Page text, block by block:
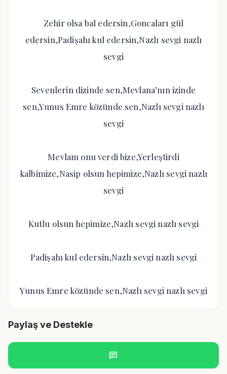
Zehir olsa bal edersin,Goncaları gül
edersin,Padişahı kul edersin,Nazlı sevgi nazlı
sevgi
Sevenlerin dizinde sen,Mevlana’nın izinde
sen,Yunus Emre közünde sen,Nazlı sevgi nazlı
sevgi
Mevlam onu verdi bize,Yerleştirdi
kalbimize,Nasip olsun hepimize,Nazlı sevgi nazlı
sevgi
Kutlu olsun hepimize,Nazlı sevgi nazlı sevgi
Padişahı kul edersin,Nazlı sevgi nazlı sevgi
Yunus Emre közünde sen,Nazlı sevgi nazlı sevgi
Paylaş ve Destekle
chat